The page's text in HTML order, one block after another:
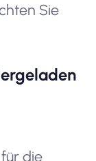
Sie
die